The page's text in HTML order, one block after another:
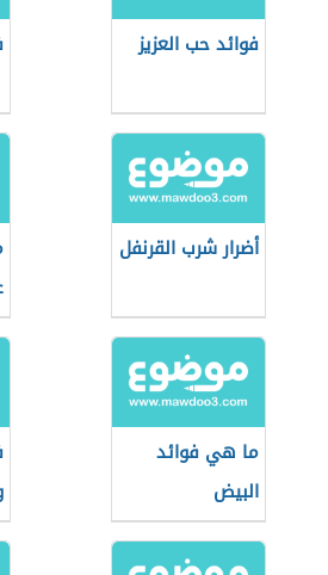
فوائد حب العزيز
أضرار شرب القرنفل
ما هي فوائد
البيض